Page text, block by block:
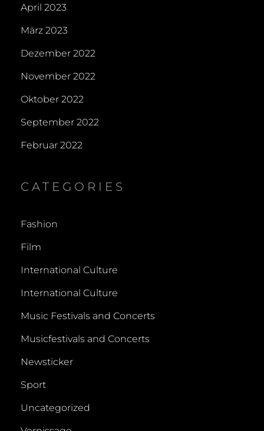
April 2023
März 2023
Dezember 2022
November 2022
Oktober 2022
September 2022
Februar 2022
CATEGORIES
Fashion
Film
International Culture
International Culture
Music Festivals and Concerts
Musicfestivals and Concerts
Newsticker
Sport
Uncategorized